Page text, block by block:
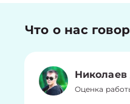
Что о нас
Оценка